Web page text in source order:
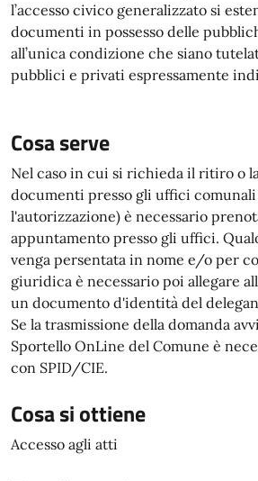
l’accesso civico generalizzato si
documenti in possesso delle
all’unica condizione che siano
pubblici e privati espressamente
Cosa serve
Nel caso in cui si richieda il ritiro o
documenti presso gli uffici
l'autorizzazione) è necessario
appuntamento presso gli uffici.
venga persentata in nome e/o per
giuridica è necessario poi allegare
un documento d'identità del
Se la trasmissione della domanda
Sportello OnLine del Comune è
con SPID/CIE.
Cosa si ottiene
Accesso agli atti